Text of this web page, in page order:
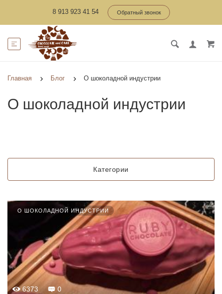
8 913 923 41 54 Обратный звонок
Главная Блог О шоколадной индустрии
О шоколадной индустрии
Категории
О ШОКОЛАДНОЙ ИНДУСТРИИ
6373 0